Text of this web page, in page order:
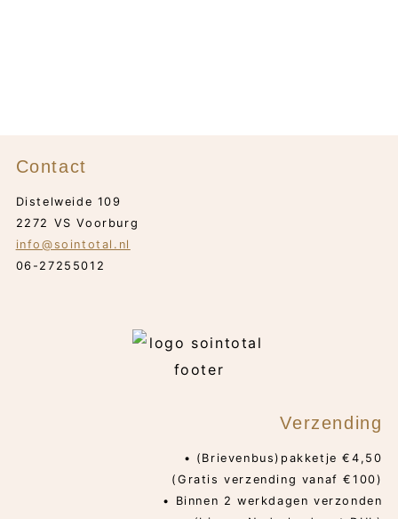
Contact
Distelweide 109
2272 VS Voorburg
info@sointotal.nl
06-27255012
Verzending
• (Brievenbus)pakketje €4,50
(Gratis verzending vanaf €100)
• Binnen 2 werkdagen verzonden